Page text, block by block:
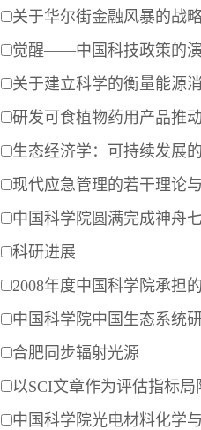
关于华尔街金融风暴的战
觉醒——中国科技政策的
关于建立科学的衡量能源
研发可食植物药用产品推
生态经济学：可持续发展
现代应急管理的若干理论
中国科学院圆满完成神舟
科研进展
2008年度中国科学院承担
中国科学院中国生态系统
合肥同步辐射光源
以SCI文章作为评估指标
中国科学院光电材料化学